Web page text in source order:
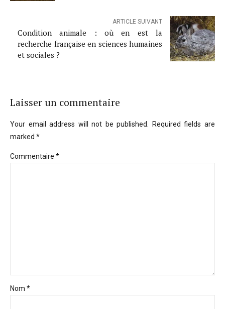
ARTICLE SUIVANT
Condition animale : où en est la
recherche française en sciences humaines
et sociales ?
Laisser un commentaire
Your email address will not be published. Required fields are
marked *
Commentaire *
Nom *